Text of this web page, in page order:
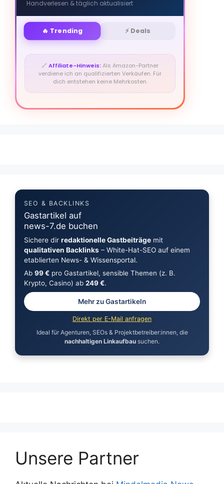
Handverlesen & täglich aktualisiert
🔥 Trending ⚡ Deals
🔗Affiliate-Hinweis:Als Amazon-Partner
verdiene ich an qualifizierten Verkäufen. Für
dich entstehen keine Mehrkosten.
SEO & BACKLINKS
Gastartikel auf
news-7.de buchen
Sichere dir redaktionelle Gastbeiträgemit
qualitativen Backlinks– White-Hat-SEO auf einem
etablierten News- & Wissensportal.
Ab 99 €pro Gastartikel, sensible Themen (z. B.
Krypto, Casino) ab 249 €.
Mehr zu Gastartikeln
Direkt per E-Mail anfragen
Ideal für Agenturen, SEOs & Projektbetreiber:innen, die
nachhaltigen Linkaufbau suchen.
Unsere Partner